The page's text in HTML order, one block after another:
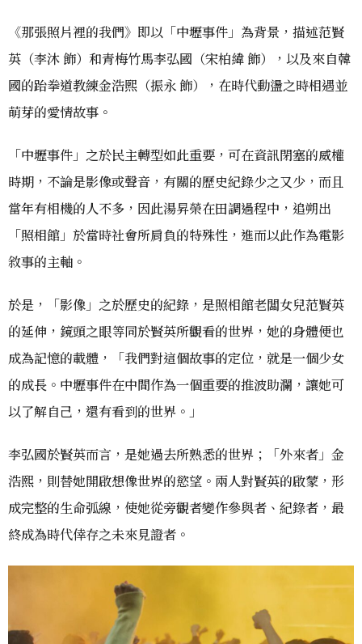
《那張照片裡的我們》即以「中壢事件」為背景，描述范賢
英（李沐 飾）和青梅竹馬李弘國（宋柏緯 飾），以及來自韓
國的跆拳道教練金浩熙（振永 飾），在時代動盪之時相遇並
萌芽的愛情故事。
「中壢事件」之於民主轉型如此重要，可在資訊閉塞的威權
時期，不論是影像或聲音，有關的歷史紀錄少之又少，而且
當年有相機的人不多，因此湯昇榮在田調過程中，追朔出
「照相館」於當時社會所肩負的特殊性，進而以此作為電影
敘事的主軸。
於是，「影像」之於歷史的紀錄，是照相館老闆女兒范賢英
的延伸，鏡頭之眼等同於賢英所觀看的世界，她的身體便也
成為記憶的載體，「我們對這個故事的定位，就是一個少女
的成長。中壢事件在中間作為一個重要的推波助瀾，讓她可
以了解自己，還有看到的世界。」
李弘國於賢英而言，是她過去所熟悉的世界；「外來者」金
浩熙，則替她開啟想像世界的慾望。兩人對賢英的啟蒙，形
成完整的生命弧線，使她從旁觀者變作參與者、紀錄者，最
終成為時代倖存之未來見證者。